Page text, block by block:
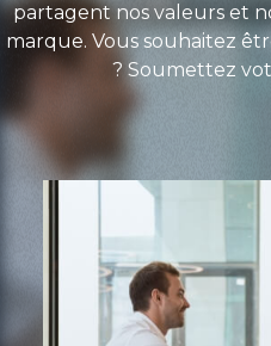
partagent nos valeurs et
marque. Vous souhaitez
? Soumettez